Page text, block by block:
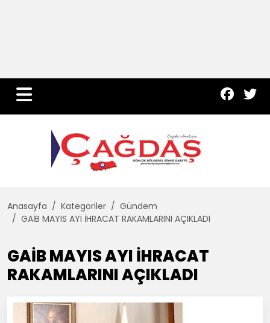
Teknoloji
Anasayfa Kategoriler
Gündem
GAİB MAYIS AYI İHRACAT RAKAMLARINI AÇIKLADI
GAİB MAYIS AYI İHRACAT
RAKAMLARINI AÇIKLADI